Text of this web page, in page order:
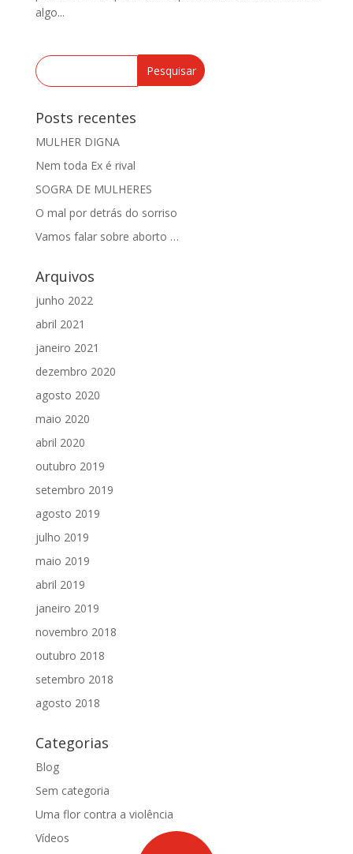
algo...
Posts recentes
MULHER DIGNA
Nem toda Ex é rival
SOGRA DE MULHERES
O mal por detrás do sorriso
Vamos falar sobre aborto …
Arquivos
junho 2022
abril 2021
janeiro 2021
dezembro 2020
agosto 2020
maio 2020
abril 2020
outubro 2019
setembro 2019
agosto 2019
julho 2019
maio 2019
abril 2019
janeiro 2019
novembro 2018
outubro 2018
setembro 2018
agosto 2018
Categorias
Blog
Sem categoria
Uma flor contra a violência
Vídeos